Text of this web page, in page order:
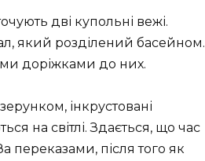
дві купольні вежі.
який розділений басейном.
доріжками до них.
інкрустовані
на світлі. Здається, що час
переказами, після того як